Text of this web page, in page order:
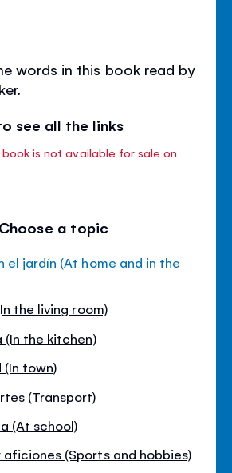
words in this book read by
see all the links
is not available for sale on
Choose a topic
el jardín (At home and in the
the living room)
(In the kitchen)
(In town)
(Transport)
(At school)
aficiones (Sports and hobbies)